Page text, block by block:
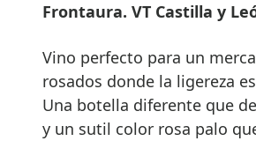
Frontaura. VT Castilla y
Vino perfecto para un
rosados donde la ligereza
Una botella diferente que
y un sutil color rosa palo